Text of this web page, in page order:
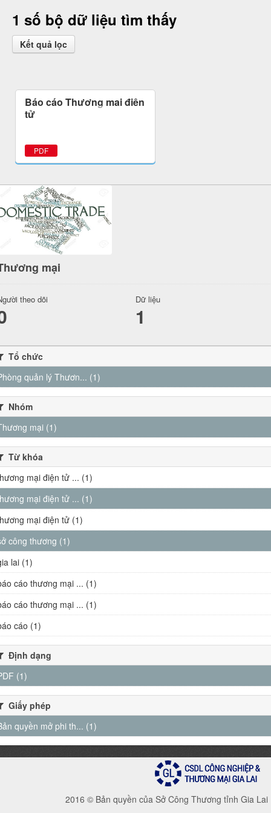
1 số bộ dữ liệu tìm thấy
Kết quả lọc
Báo cáo Thương mại điện
tử
PDF
mại
theo dõi Dữ liệu
1
Tổ chức
quản lý Thươn... (1)
Nhóm
mại (1)
Từ khóa
mại điện tử ... (1)
mại điện tử ... (1)
mại điện tử (1)
công thương (1)
lai (1)
cáo thương mại ... (1)
cáo thương mại ... (1)
cáo (1)
Định dạng
(1)
Giấy phép
quyền mở phi th... (1)
2016 © Bản quyền của Sở Công Thương tỉnh Gia Lai